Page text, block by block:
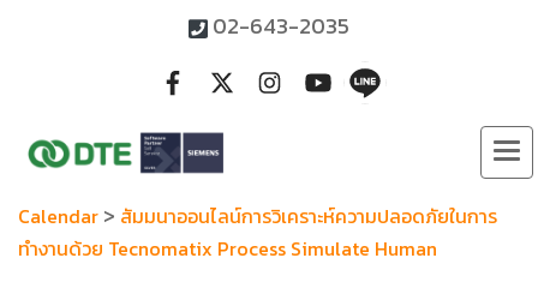
02-643-2035
Calendar > สัมมนาออนไลน์การวิเคราะห์ความปลอดภัยในการ
ทำงานด้วย Tecnomatix Process Simulate Human